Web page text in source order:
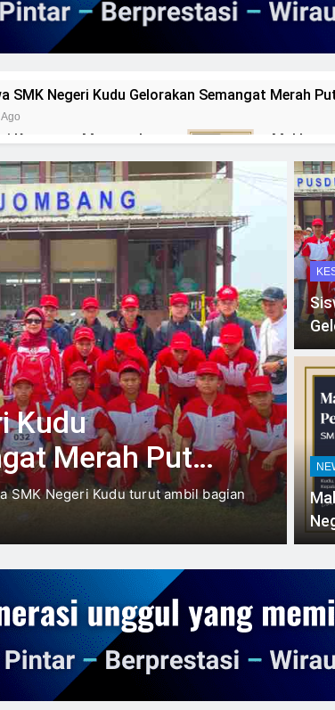
SMK Negeri Kudu Gelorakan Semangat Merah
Kepuasan Masyarakat
Ago 2 Days Ago
Pelayanan Tamu
Ago
Maklumat
2 Days Ago
Administrasi Persuratan
Kudu
Merah Putih
Jombang
SMK Negeri Kudu turut ambil bagian